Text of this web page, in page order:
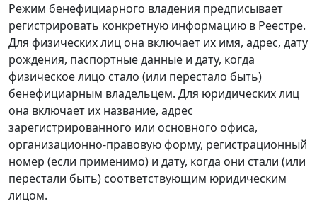
Режим бенефициарного владения предписывает
регистрировать конкретную информацию в Реестре.
Для физических лиц она включает их имя, адрес, дату
рождения, паспортные данные и дату, когда
физическое лицо стало (или перестало быть)
бенефициарным владельцем. Для юридических лиц
она включает их название, адрес
зарегистрированного или основного офиса,
организационно-правовую форму, регистрационный
номер (если применимо) и дату, когда они стали (или
перестали быть) соответствующим юридическим
лицом.